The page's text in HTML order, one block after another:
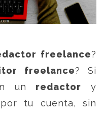
freelance?
freelance? Si
un redactor y
tu cuenta, sin